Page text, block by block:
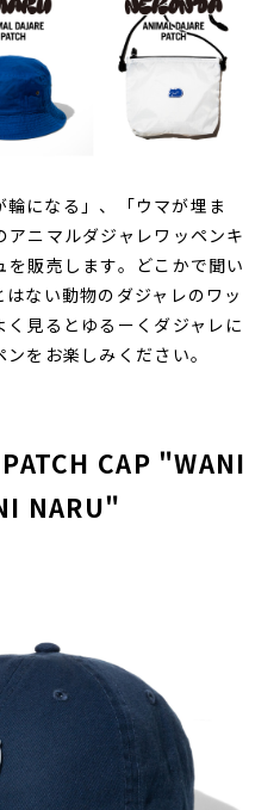
になる」、「ウマが埋ま
ニマルダジャレワッペンキ
販売します。どこかで聞い
ない動物のダジャレのワッ
見るとゆるーくダジャレに
をお楽しみください。
CAP "WANI
NARU"